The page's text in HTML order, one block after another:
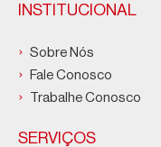
INSTITUCIONAL
Sobre Nós
Fale Conosco
Trabalhe Conosco
SERVIÇOS